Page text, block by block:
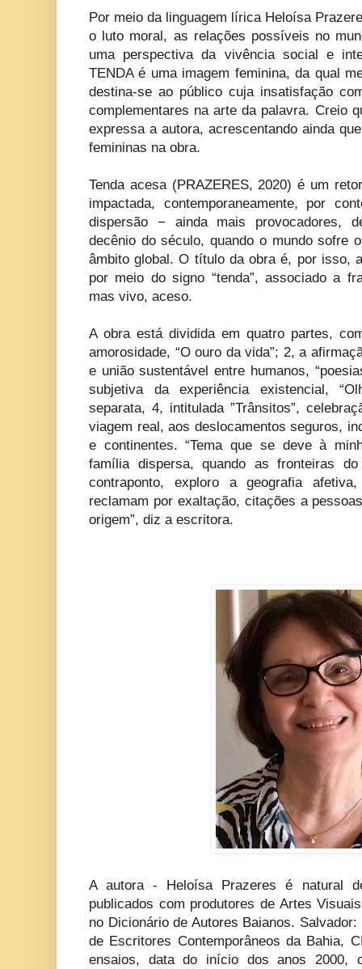
Por meio da linguagem lírica Heloísa
o luto moral, as relações possíveis no
uma perspectiva da vivência social e
TENDA é uma imagem feminina, da qual
destina-se ao público cuja insatisfação
complementares na arte da palavra. Creio
expressa a autora, acrescentando ainda
femininas na obra.
Tenda acesa (PRAZERES, 2020) é um
impactada, contemporaneamente, por
dispersão − ainda mais provocadores,
decênio do século, quando o mundo sofre
âmbito global. O título da obra é, por isso,
por meio do signo “tenda”, associado a
mas vivo, aceso.
A obra está dividida em quatro partes,
amorosidade, “O ouro da vida”; 2, a
e união sustentável entre humanos,
subjetiva da experiência existencial,
separata, 4, intitulada ”Trânsitos”,
viagem real, aos deslocamentos seguros,
e continentes. “Tema que se deve à
família dispersa, quando as fronteiras
contraponto, exploro a geografia
reclamam por exaltação, citações a
origem”, diz a escritora.
A autora - Heloísa Prazeres é natural
publicados com produtores de Artes
no Dicionário de Autores Baianos.
de Escritores Contemporâneos da Bahia,
ensaios, data do início dos anos 2000,